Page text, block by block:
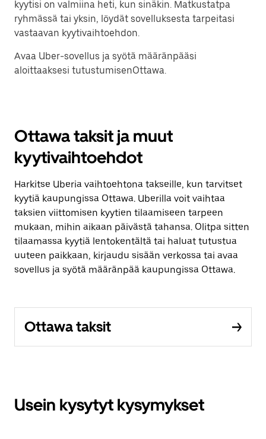
kyytisi on valmiina heti, kun sinäkin. Matkustatpa
ryhmässä tai yksin, löydät sovelluksesta tarpeitasi
vastaavan kyytivaihtoehdon.
Avaa Uber-sovellus ja syötä määränpääsi
aloittaaksesi tutustumisenOttawa.
Ottawa taksit ja muut
kyytivaihtoehdot
Harkitse Uberia vaihtoehtona takseille, kun tarvitset
kyytiä kaupungissa Ottawa. Uberilla voit vaihtaa
taksien viittomisen kyytien tilaamiseen tarpeen
mukaan, mihin aikaan päivästä tahansa. Olitpa sitten
tilaamassa kyytiä lentokentältä tai haluat tutustua
uuteen paikkaan, kirjaudu sisään verkossa tai avaa
sovellus ja syötä määränpää kaupungissa Ottawa.
Ottawa taksit
Usein kysytyt kysymykset